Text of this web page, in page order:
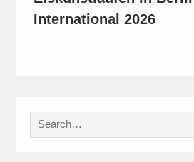
International 2026
Search
for: